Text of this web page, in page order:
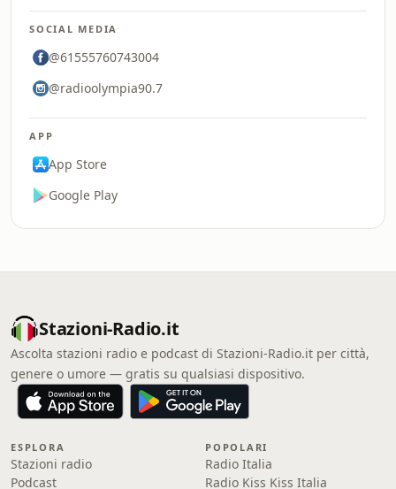
SOCIAL MEDIA
@61555760743004
@radioolympia90.7
APP
App Store
Google Play
Stazioni-Radio.it
Ascolta stazioni radio e podcast di Stazioni-Radio.it per città,
genere o umore — gratis su qualsiasi dispositivo.
ESPLORA
Stazioni radio
Podcast
POPOLARI
Radio Italia
Radio Kiss Kiss Italia